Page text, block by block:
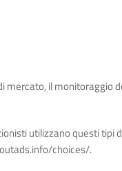
il
utilizzano questi
choices/.